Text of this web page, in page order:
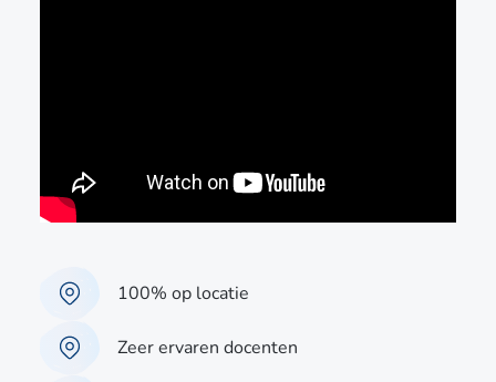
100% op locatie
Zeer ervaren docenten